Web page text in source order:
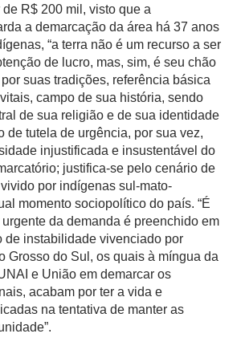
R$ 200 mil, visto que a
a demarcação da área há 37 anos
“a terra não é um recurso a ser
de lucro, mas, sim, é seu chão
suas tradições, referência básica
campo de sua história, sendo
de sua religião e de sua identidade
de tutela de urgência, por sua vez,
injustificada e insustentável do
justifica-se pelo cenário de
por indígenas sul-mato-
momento sociopolítico do país. “É
da demanda é preenchido em
de instabilidade vivenciado por
Grosso do Sul, os quais à míngua da
e União em demarcar os
acabam por ter a vida e
na tentativa de manter as